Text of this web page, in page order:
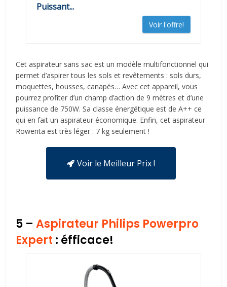
Puissant...
Voir l'offre!
Cet aspirateur sans sac est un modèle multifonctionnel qui
permet d’aspirer tous les sols et revêtements : sols durs,
moquettes, housses, canapés… Avec cet appareil, vous
pourrez profiter d’un champ d’action de 9 mètres et d’une
puissance de 750W. Sa classe énergétique est de A++ ce
qui en fait un aspirateur économique. Enfin, cet aspirateur
Rowenta est très léger : 7 kg seulement !
Voir le Meilleur Prix !
5 –Aspirateur Philips Powerpro
Expert : éfficace!